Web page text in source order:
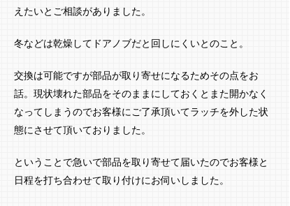
えたいとご相談がありました。
冬などは乾燥してドアノブだと回しにくいとのこと。
交換は可能ですが部品が取り寄せになるためその点をお
話。現状壊れた部品をそのままにしておくとまた開かなく
なってしまうのでお客様にご了承頂いてラッチを外した状
態にさせて頂いておりました。
ということで急いで部品を取り寄せて届いたのでお客様と
日程を打ち合わせて取り付けにお伺いしました。